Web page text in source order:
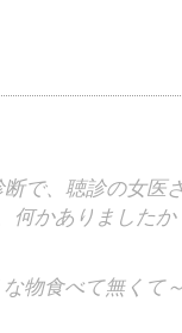
で、聴診の女医
何かありましたか
物食べて無くて